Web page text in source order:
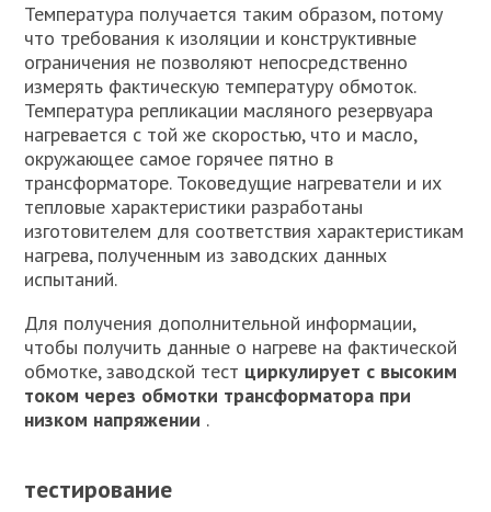
Температура получается таким образом, потому
что требования к изоляции и конструктивные
ограничения не позволяют непосредственно
измерять фактическую температуру обмоток.
Температура репликации масляного резервуара
нагревается с той же скоростью, что и масло,
окружающее самое горячее пятно в
трансформаторе. Токоведущие нагреватели и их
тепловые характеристики разработаны
изготовителем для соответствия характеристикам
нагрева, полученным из заводских данных
испытаний.
Для получения дополнительной информации,
чтобы получить данные о нагреве на фактической
обмотке, заводской тест циркулирует с высоким
током через обмотки трансформатора при
низком напряжении .
тестирование